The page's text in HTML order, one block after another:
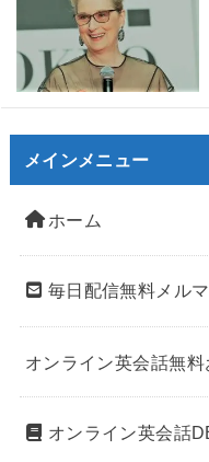
メインメニュー
ホーム
毎日配信無料メル
オンライン英会話無
オンライン英会話